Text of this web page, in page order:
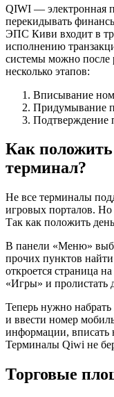
QIWI — электронная
перекидывать
ЭПС Киви входит в
исполнению
системы можно после
несколько этапов:
Вписывание
Придумывание
Как положить
терминал?
Не все терминалы
игровых порталов. Но
Так как положить
В панели «Меню»
прочих пунктов
откроется страница
«Игры» и пролистать
Теперь нужно
и ввести номер
информации,
Терминалы Qiwi не
Торговые